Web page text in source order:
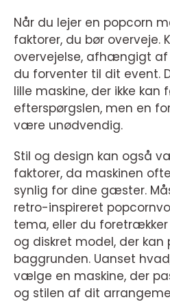
Når du lejer en popcorn
faktorer, du bør overveje.
overvejelse, afhængigt
du forventer til dit event.
lille maskine, der ikke kan
efterspørgslen, men en
være unødvendig.
Stil og design kan også
faktorer, da maskinen
synlig for dine gæster.
retro-inspireret
tema, eller du
og diskret model, der kan
baggrunden. Uanset
vælge en maskine, der
og stilen af dit